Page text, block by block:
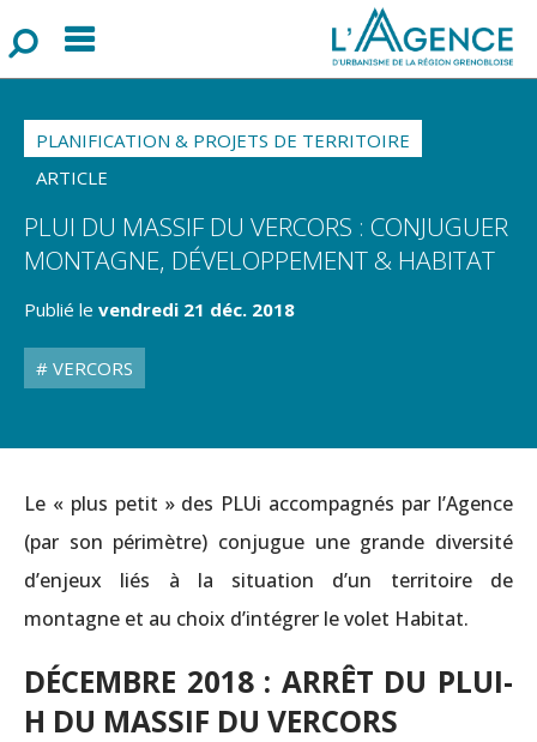
Menu
PLANIFICATION & PROJETS DE TERRITOIRE
ARTICLE
PLUI DU MASSIF DU VERCORS : CONJUGUER
MONTAGNE, DÉVELOPPEMENT & HABITAT
Publié le vendredi 21 déc. 2018
VERCORS
Le « plus petit » des PLUi accompagnés par l’Agence
(par son périmètre) conjugue une grande diversité
d’enjeux liés à la situation d’un territoire de
montagne et au choix d’intégrer le volet Habitat.
DÉCEMBRE 2018 : ARRÊT DU PLUI-
H DU MASSIF DU VERCORS